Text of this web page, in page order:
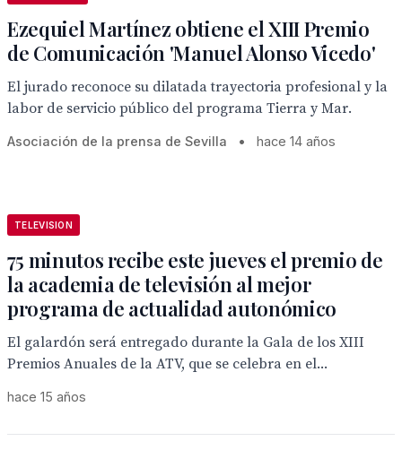
Ezequiel Martínez obtiene el XIII Premio
de Comunicación 'Manuel Alonso Vicedo'
El jurado reconoce su dilatada trayectoria profesional y la
labor de servicio público del programa Tierra y Mar.
Asociación de la prensa de Sevilla • hace 14 años
TELEVISION
75 minutos recibe este jueves el premio de
la academia de televisión al mejor
programa de actualidad autonómico
El galardón será entregado durante la Gala de los XIII
Premios Anuales de la ATV, que se celebra en el...
hace 15 años